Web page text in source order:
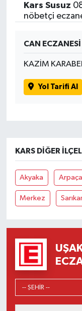
Kars Susuz
nöbetçi
CAN ECZANESİ
KAZİM
Yol Tarifi Al
KARS DIĞER
Akyaka
Merkez
ÖZEL HABER
SİYASET
SPOR